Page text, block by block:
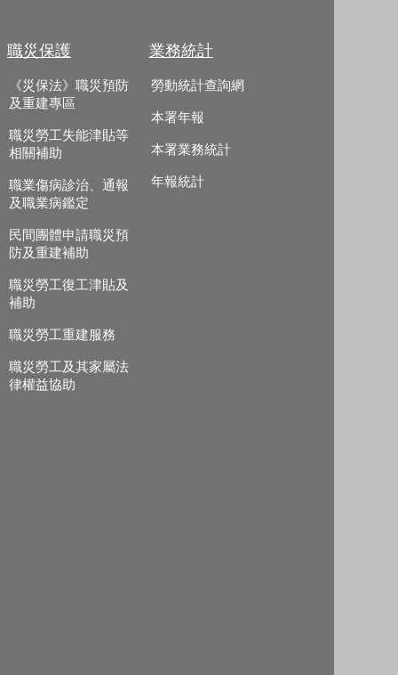
職災保護
《災保法》職災預防
及重建專區
職災勞工失能津貼等
相關補助
職業傷病診治、通報
及職業病鑑定
民間團體申請職災預
防及重建補助
職災勞工復工津貼及
補助
職災勞工重建服務
職災勞工及其家屬法
律權益協助
業務統計
勞動統計查詢網
本署年報
本署業務統計
年報統計